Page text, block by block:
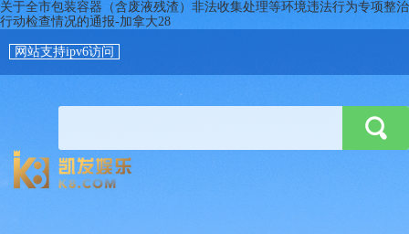
关于全市包装容器（含废液残渣）非法收集处理等环境违法行为专项整治
行动检查情况的通报-加拿大28
网站支持ipv6访问